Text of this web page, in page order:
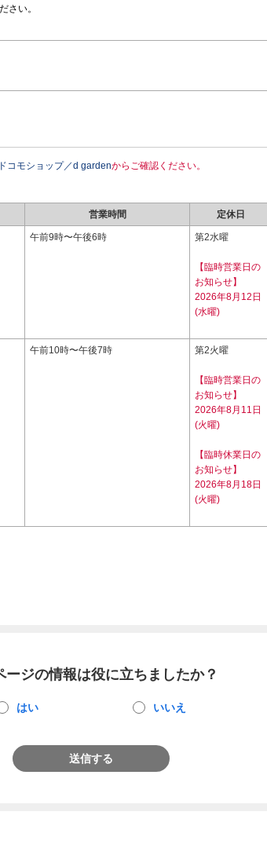
さい。
ドコモショップ／d gardenからご確認ください。
営業時間 定休日
午前9時〜午後6時 第2水曜
【臨時営業日の
お知らせ】
2026年8月12日
(水曜)
午前10時〜午後7時 第2火曜
【臨時営業日の
お知らせ】
2026年8月11日
(火曜)
【臨時休業日の
お知らせ】
2026年8月18日
(火曜)
ージの情報は役に立ちましたか？
はい いいえ
送信する